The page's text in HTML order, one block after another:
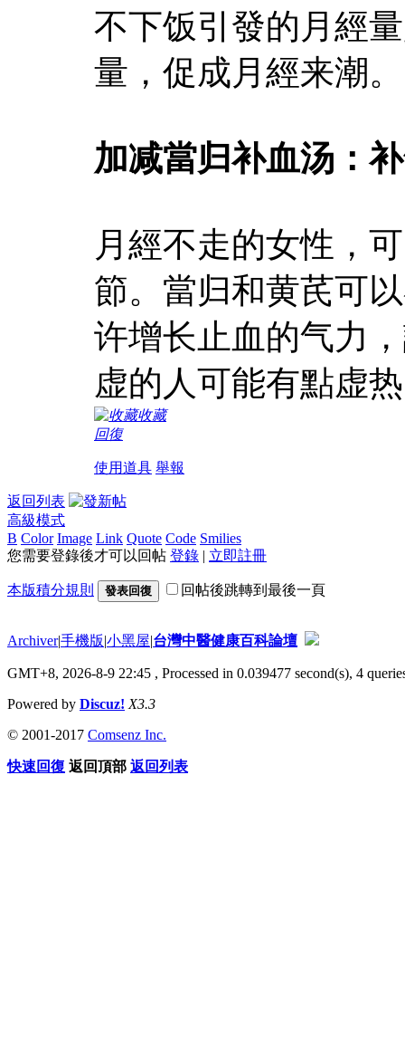
不下饭引發的月經
量，促成月經来潮。
加减當归补血汤：
月經不走的女性，
節。當归和黄芪可
许增长止血的气力
虚的人可能有點虚
收藏
回復
使用道具 舉報
返回列表
高級模式
B Color Image Link Quote Code Smilies
您需要登錄後才可以回帖 登錄 | 立即註冊
本版積分規則 發表回復 回帖後跳轉到最後一頁
Archiver|手機版|小黑屋|台灣中醫健康百科論壇
GMT+8, 2026-8-9 22:45 , Processed in 0.039477 second(s), 4
Powered by Discuz! X3.3
© 2001-2017 Comsenz Inc.
快速回復 返回頂部 返回列表